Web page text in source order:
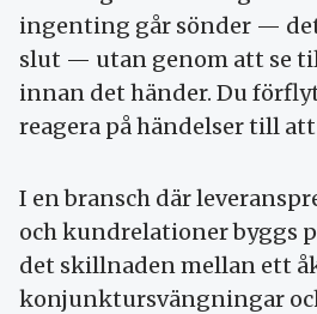
ingenting går sönder —
slut — utan genom att se
innan det händer. Du
reagera på händelser till
I en bransch där
och kundrelationer byggs
det skillnaden mellan ett
konjunktursvängningar